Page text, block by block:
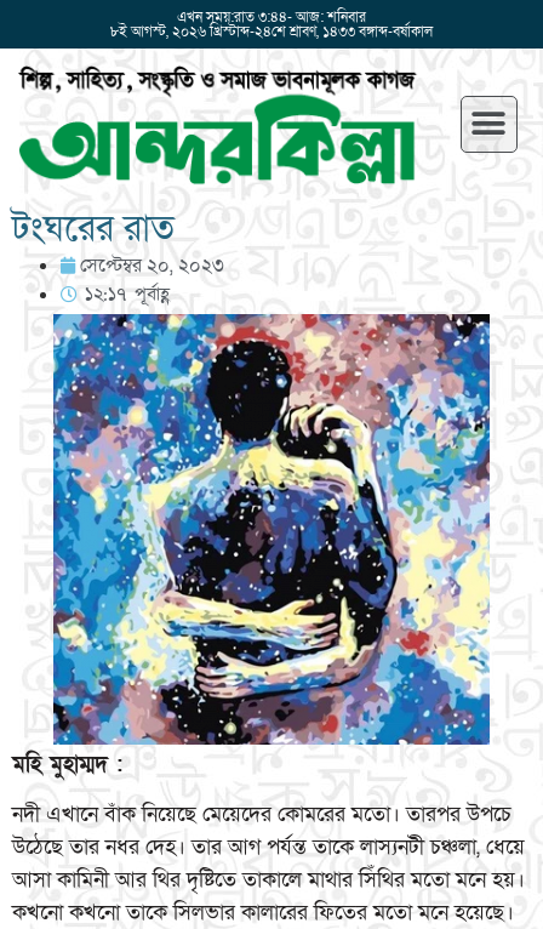
এখন সময়:রাত ৩:৪৪- আজ: শনিবার
৮ই আগস্ট, ২০২৬ খ্রিস্টাব্দ-২৪শে শ্রাবণ, ১৪৩৩ বঙ্গাব্দ-বর্ষাকাল
টংঘরের রাত
সেপ্টেম্বর ২০, ২০২৩
১২:১৭ পূর্বাহ্ণ
মহি মুহাম্মদ :
নদী এখানে বাঁক নিয়েছে মেয়েদের কোমরের মতো। তারপর উপচে
উঠেছে তার নধর দেহ। তার আগ পর্যন্ত তাকে লাস্যনটী চঞ্চলা, ধেয়ে
আসা কামিনী আর থির দৃষ্টিতে তাকালে মাথার সিঁথির মতো মনে হয়।
কখনো কখনো তাকে সিলভার কালারের ফিতের মতো মনে হয়েছে।